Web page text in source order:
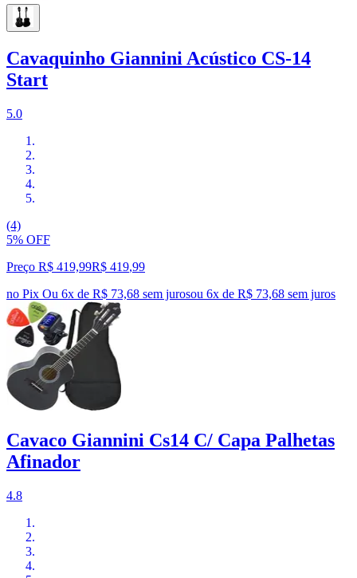
Cavaquinho Giannini Acústico CS-14
Start
5.0
(4)
5% OFF
Preço R$ 419,99R$ 419,99
no Pix Ou 6x de R$ 73,68 sem jurosou 6x de R$ 73,68 sem juros
Cavaco Giannini Cs14 C/ Capa Palhetas
Afinador
4.8